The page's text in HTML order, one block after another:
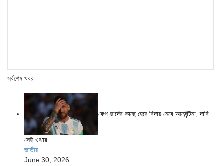
সর্বশেষ খবর
কেপ ভার্দের কাছে হেরে বিদায় নেবে আর্জেন্টিনা, দাবি
সেই ওঝার
জাতীয়
June 30, 2026